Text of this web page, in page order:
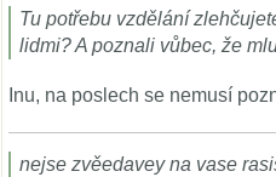
Tu potřebu vzdělání
lidmi? A poznali vůbec, že
Inu, na poslech se nemusí
nejse zvěedavey na vase